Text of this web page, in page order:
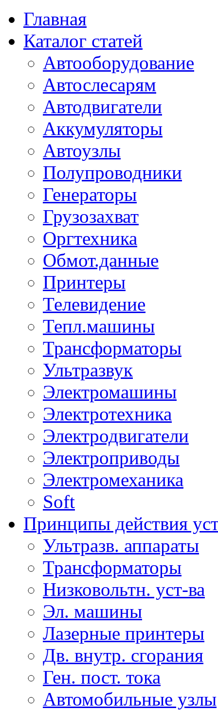
Главная
Каталог статей
Автооборудование
Автослесарям
Автодвигатели
Аккумуляторы
Автоузлы
Полупроводники
Генераторы
Грузозахват
Оргтехника
Обмот.данные
Принтеры
Телевидение
Тепл.машины
Трансформаторы
Ультразвук
Электромашины
Электротехника
Электродвигатели
Электроприводы
Электромеханика
Soft
Принципы действия
Ультразв. аппараты
Трансформаторы
Низковольтн. уст-ва
Эл. машины
Лазерные принтеры
Дв. внутр. сгорания
Ген. пост. тока
Автомобильные узлы